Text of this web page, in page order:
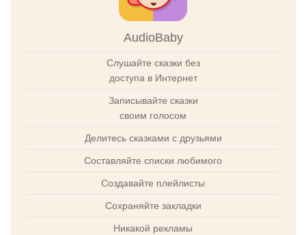
AudioBaby
Слушайте сказки без
доступа в Интернет
Записывайте сказки
своим голосом
Делитесь сказками с друзьями
Составляйте списки любимого
Создавайте плейлисты
Сохраняйте закладки
Никакой рекламы